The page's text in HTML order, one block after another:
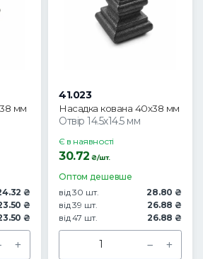
мм
₴
₴
₴
41.023
Насадка кована 40х38 мм
Отвір 14.5х14.5 мм
Є в наявності
30.72 ₴/шт.
Оптом дешевше
від 30 шт.
28.80 ₴
від 39 шт.
26.88 ₴
від 47 шт.
26.88 ₴